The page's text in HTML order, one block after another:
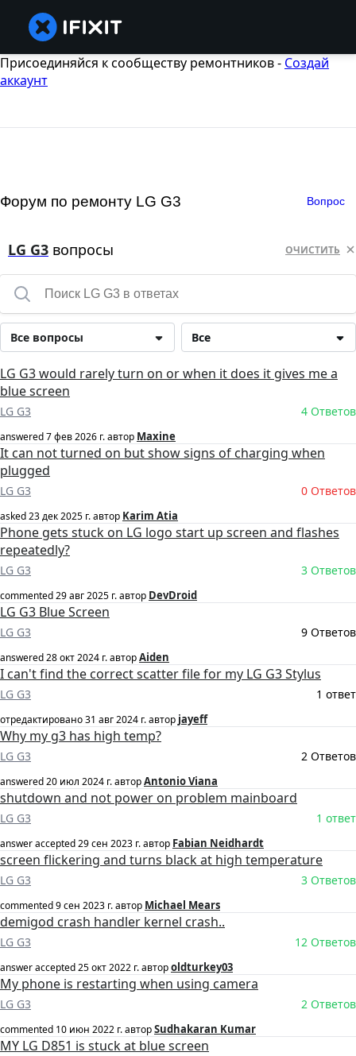
Присоединяйся к сообществу ремонтников - Создай
аккаунт
Форум по ремонту LG G3 Вопрос
LG G3 вопросы ОЧИСТИТЬ
Все
Все вопросы
LG G3 would rarely turn on or when it does it gives me a
blue screen
LG G3 4 Ответов
answered7 фев 2026 г.автор Maxine
It can not turned on but show signs of charging when
plugged
LG G3 0 Ответов
asked23 дек 2025 г.автор Karim Atia
Phone gets stuck on LG logo start up screen and flashes
repeatedly?
LG G3 3 Ответов
commented29 авг 2025 г.автор DevDroid
LG G3 Blue Screen
LG G3 9 Ответов
answered28 окт 2024 г.авторAiden
I can't find the correct scatter file for my LG G3 Stylus
LG G3 1 ответ
отредактировано31 авг 2024 г.автор jayeff
Why my g3 has high temp?
LG G3 2 Ответов
answered20 июл 2024 г.авторAntonio Viana
shutdown and not power on problem mainboard
LG G3 1 ответ
answer accepted29 сен 2023 г.автор Fabian Neidhardt
screen flickering and turns black at high temperature
LG G3 3 Ответов
commented9 сен 2023 г.автор Michael Mears
demigod crash handler kernel crash..
LG G3 12 Ответов
answer accepted25 окт 2022 г.авторoldturkey03
My phone is restarting when using camera
LG G3 2 Ответов
commented 10 июн 2022 г.авторSudhakaran Kumar
MY LG D851 is stuck at blue screen